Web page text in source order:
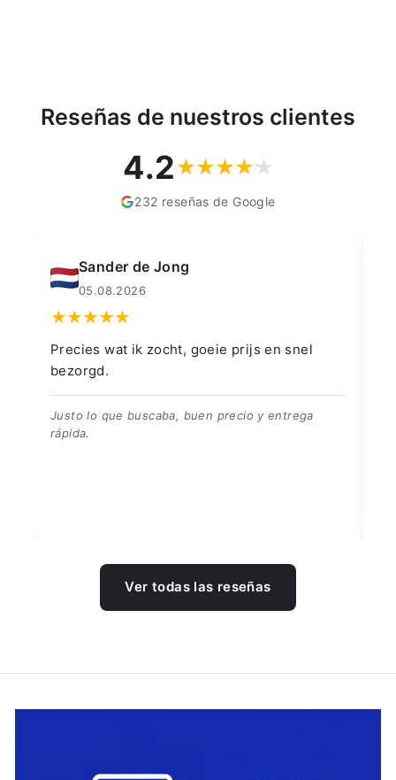
Reseñas de nuestros clientes
4.2
232 reseñas de Google
Sander de Jong
05.08.2026
Precies wat ik zocht, goeie prijs en snel
bezorgd.
Justo lo que buscaba, buen precio y entrega
rápida.
Ver todas las reseñas